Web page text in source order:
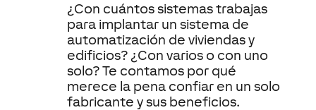
¿Con cuántos sistemas trabajas
para implantar un sistema de
automatización de viviendas y
edificios? ¿Con varios o con uno
solo? Te contamos por qué
merece la pena confiar en un solo
fabricante y sus beneficios.